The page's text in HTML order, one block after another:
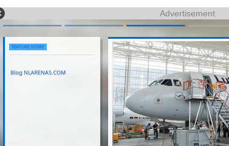
Advertisement